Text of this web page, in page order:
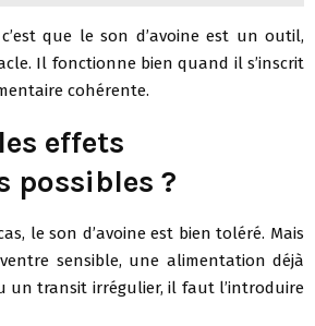
que le son d’avoine est un outil,
Il fonctionne bien quand il s’inscrit
cohérente.
effets
possibles ?
le son d’avoine est bien toléré. Mais
sensible, une alimentation déjà
un transit irrégulier, il faut l’introduire